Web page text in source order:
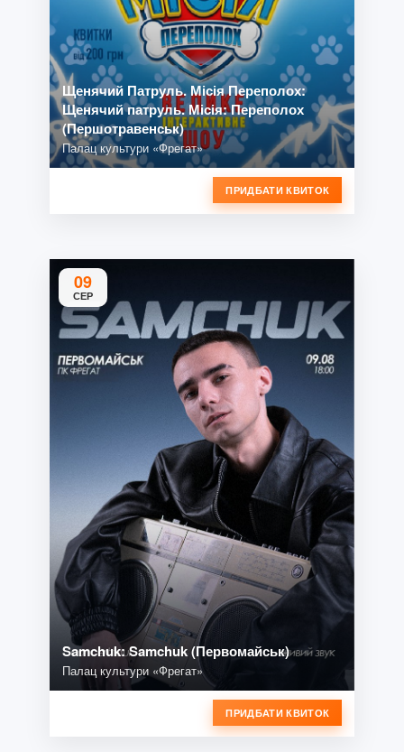
Щенячий Патруль. Місія Переполох:
Щенячий патруль. Місія: Переполох
(Першотравенськ)
Палац культури «Фрегат»
ПРИДБАТИ КВИТОК
09
СЕР
Samchuk: Samchuk (Первомайськ)
Палац культури «Фрегат»
ПРИДБАТИ КВИТОК